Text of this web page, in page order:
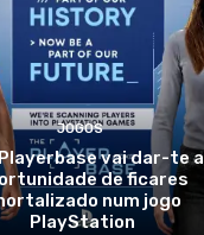
JOGOS
vai dar-te a
de ficares
num jogo
PlayStation